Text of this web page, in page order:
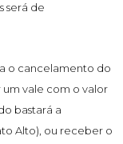
será de
o cancelamento do
vale com o valor
bastará a
Alto), ou receber o